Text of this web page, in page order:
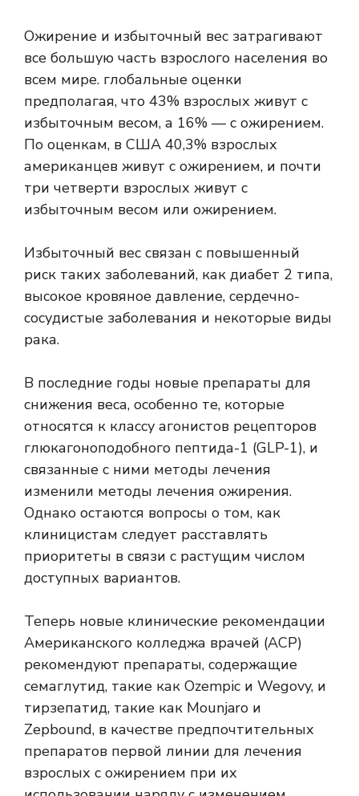
Ожирение и избыточный вес затрагивают
все большую часть взрослого населения во
всем мире. глобальные оценки
предполагая, что 43% взрослых живут с
избыточным весом, а 16% — с ожирением.
По оценкам, в США 40,3% взрослых
американцев живут с ожирением, и почти
три четверти взрослых живут с
избыточным весом или ожирением.
Избыточный вес связан с повышенный
риск таких заболеваний, как диабет 2 типа,
высокое кровяное давление, сердечно-
сосудистые заболевания и некоторые виды
рака.
В последние годы новые препараты для
снижения веса, особенно те, которые
относятся к классу агонистов рецепторов
глюкагоноподобного пептида-1 (GLP-1), и
связанные с ними методы лечения
изменили методы лечения ожирения.
Однако остаются вопросы о том, как
клиницистам следует расставлять
приоритеты в связи с растущим числом
доступных вариантов.
Теперь новые клинические рекомендации
Американского колледжа врачей (ACP)
рекомендуют препараты, содержащие
семаглутид, такие как Ozempic и Wegovy, и
тирзепатид, такие как Mounjaro и
Zepbound, в качестве предпочтительных
препаратов первой линии для лечения
взрослых с ожирением при их